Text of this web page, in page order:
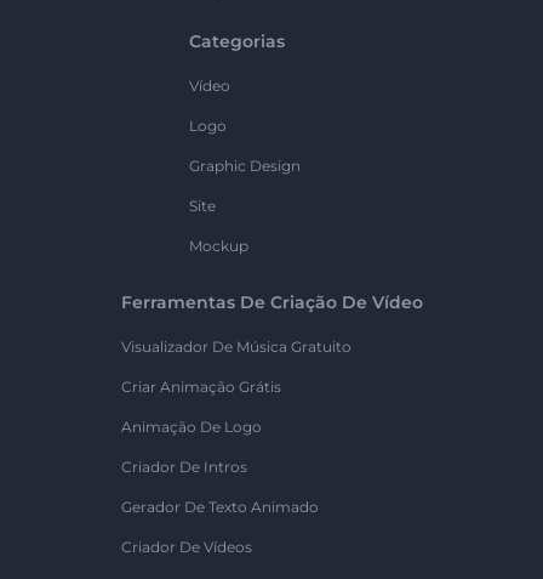
Categorias
Vídeo
Logo
Graphic Design
Site
Mockup
Ferramentas De Criação De Vídeo
Visualizador De Música Gratuito
Criar Animação Grátis
Animação De Logo
Criador De Intros
Gerador De Texto Animado
Criador De Vídeos